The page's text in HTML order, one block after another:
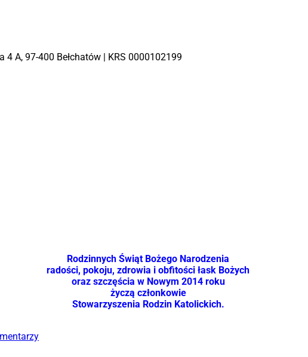
4 A, 97-400 Bełchatów | KRS 0000102199
Rodzinnych Świąt Bożego Narodzenia
radości, pokoju, zdrowia i obfitości łask Bożych
oraz szczęścia w Nowym 2014 roku
życzą członkowie
Stowarzyszenia Rodzin Katolickich.